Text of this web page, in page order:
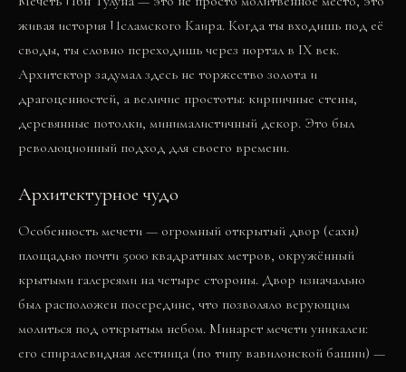
живая история Исламского Каира. Когда ты входишь под её
своды, ты словно переходишь через портал в IX век.
Архитектор задумал здесь не торжество золота и
драгоценностей, а величие простоты: кирпичные стены,
деревянные потолки, минималистичный декор. Это был
революционный подход для своего времени.
Архитектурное чудо
Особенность мечети — огромный открытый двор (сахн)
площадью почти 5000 квадратных метров, окружённый
крытыми галереями на четыре стороны. Двор изначально
был расположен посередине, что позволяло верующим
молиться под открытым небом. Минарет мечети уникален:
его спиралевидная лестница (по типу вавилонской башни) —